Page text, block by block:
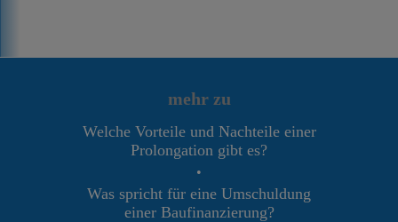
mehr zu
Welche Vorteile und Nachteile einer
Prolongation gibt es?
•
Was spricht für eine Umschuldung
einer Baufinanzierung?